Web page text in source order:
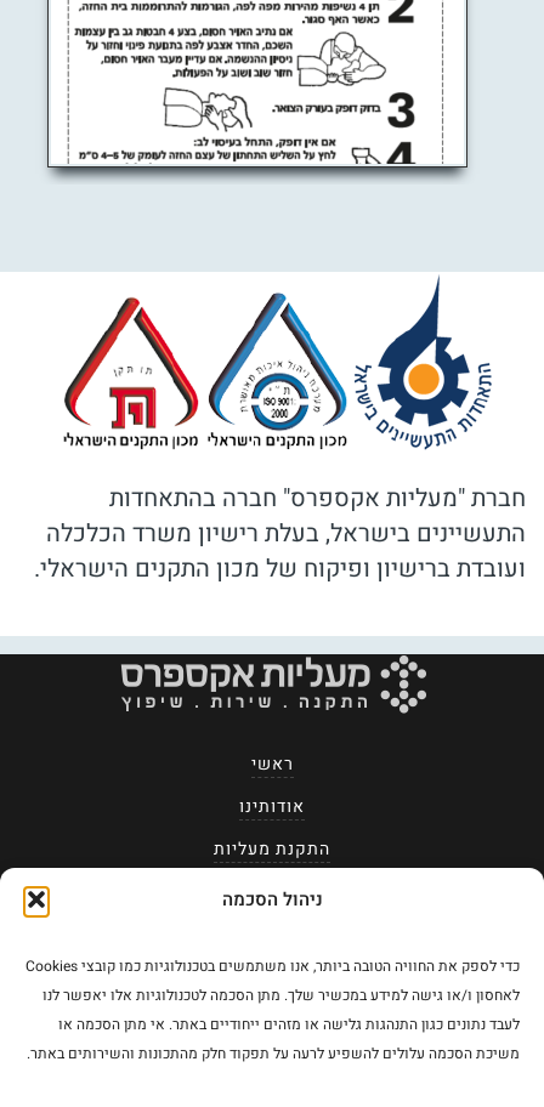
ניהול הסכמה
כדי לספק את החוויה הטובה ביותר, אנו משתמשים בטכנולוגיות כמו קובצי Cookies
לאחסון ו/או גישה למידע במכשיר שלך. מתן הסכמה לטכנולוגיות אלו יאפשר לנו
לעבד נתונים כגון התנהגות גלישה או מזהים ייחודיים באתר. אי מתן הסכמה או
משיכת הסכמה עלולים להשפיע לרעה על תפקוד חלק מהתכונות והשירותים באתר.
חברת "מעליות אקספרס" חברה בהתאחדות
התעשיינים בישראל, בעלת רישיון משרד הכלכלה
ועובדת ברישיון ופיקוח של מכון התקנים הישראלי.
ראשי
אודותינו
התקנת מעליות
תיקונים ואחזקה
שאלות ותשובות
צור קשר